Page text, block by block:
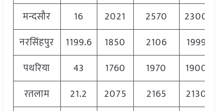
मन्दसौर
16 2021 2570
2300
नरसिंहपुर
1199.6 1850 2106
1999
पथरिया
43 1760 1970
1900
रतलाम
21.2 2075 2165
2130